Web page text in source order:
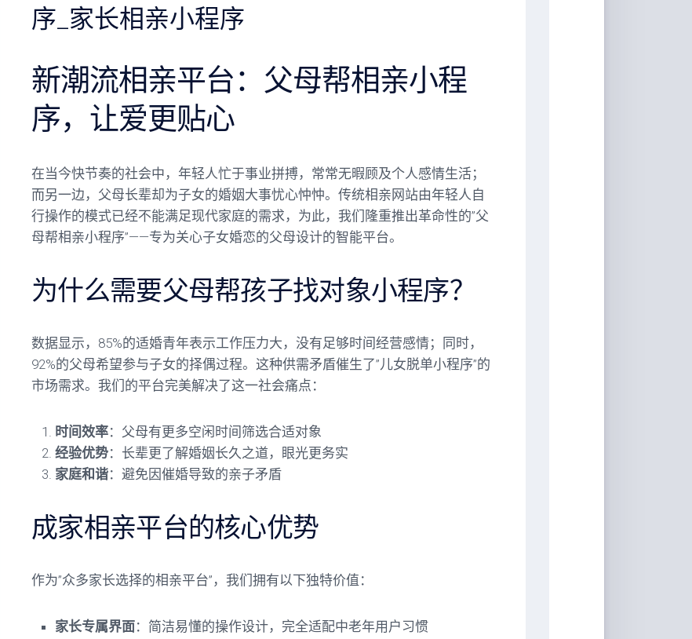
序_家长相亲小程序
新潮流相亲平台：父母帮相亲小程
序，让爱更贴心
在当今快节奏的社会中，年轻人忙于事业拼搏，常常无暇顾及个人感情生活；
而另一边，父母长辈却为子女的婚姻大事忧心忡忡。传统相亲网站由年轻人自
行操作的模式已经不能满足现代家庭的需求，为此，我们隆重推出革命性的”父
母帮相亲小程序”——专为关心子女婚恋的父母设计的智能平台。
为什么需要父母帮孩子找对象小程序？
数据显示，85%的适婚青年表示工作压力大，没有足够时间经营感情；同时，
92%的父母希望参与子女的择偶过程。这种供需矛盾催生了”儿女脱单小程序”的
市场需求。我们的平台完美解决了这一社会痛点：
时间效率：父母有更多空闲时间筛选合适对象
经验优势：长辈更了解婚姻长久之道，眼光更务实
家庭和谐：避免因催婚导致的亲子矛盾
成家相亲平台的核心优势
作为”众多家长选择的相亲平台”，我们拥有以下独特价值：
家长专属界面：简洁易懂的操作设计，完全适配中老年用户习惯